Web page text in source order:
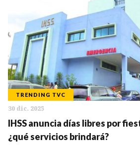
TRENDING TVC
30 dic. 2025
IHSS anuncia días libres por
¿qué servicios brindará?